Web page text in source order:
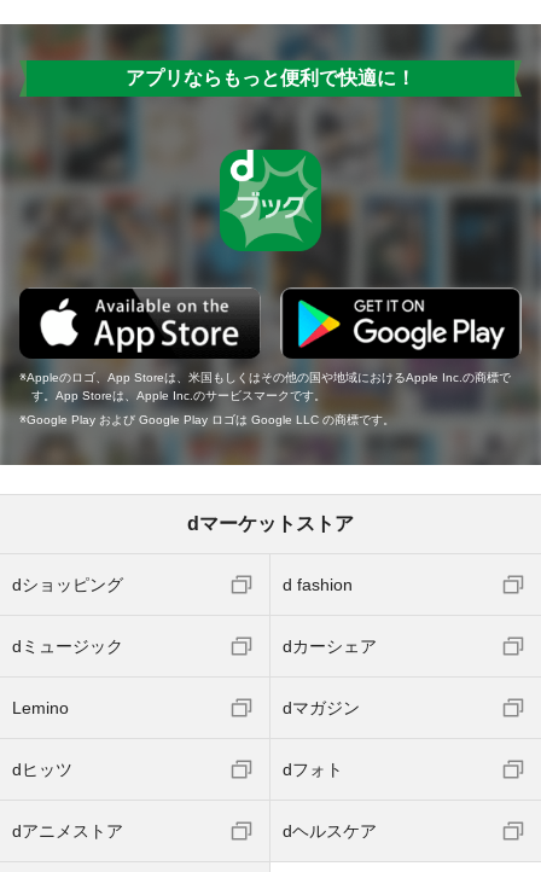
アプリならもっと便利で快適に！
Appleのロゴ、App Storeは、米国もしくはその他の国や地域におけるApple Inc.の商標で
す。App Storeは、Apple Inc.のサービスマークです。
Google Play および Google Play ロゴは Google LLC の商標です。
dマーケットストア
dショッピング d fashion
dミュージック dカーシェア
Lemino dマガジン
dヒッツ dフォト
dアニメストア dヘルスケア